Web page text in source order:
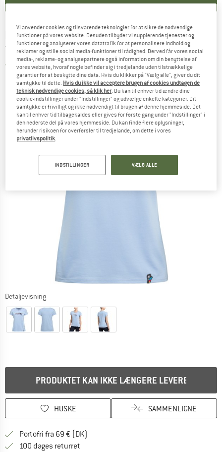
LA SPORTIVA -Women's Stripe Cube T-Shirt -
T-shirt
5,0(2)
Detaljevisning
PRODUKTET KAN IKKE LÆNGERE LEVERES
HUSKE SAMMENLIGNE
Portofri fra 69 € (DK)
100 dages returret
Vi anvender cookies og tilsvarende teknologier for at sikre de nødvendige
funktioner på vores website. Desuden tilbyder vi supplerende tjenester og
funktioner og analyserer vores datatrafik for at personalisere indhold og
reklamer og stille social media-funktioner til rådighed. Derved får vores social
media-, reklame- og analysepartnere også information om din benyttelse af
vores website, hvoraf nogle befinder sig i tredjelande uden tilstrækkelige
garantier for at beskytte dine data. Hvis du klikker på "Vælg alle", giver du dit
samtykke til dette. Hvis du ikke vil acceptere brugen af cookies undtagen de
teknisk nødvendige cookies, så klik her. Du kan til enhver tid ændre dine
cookie-indstillinger under "Indstillinger" og udvælge enkelte kategorier. Dit
samtykke er frivilligt og ikke nødvendigt til brugen af denne hjemmeside. Det
kan til enhver tid tilbagekaldes eller gives for første gang under "Indstillinger" i
den nederste del på vores hjemmeside. Du kan finde flere oplysninger,
herunder risikoen for overførsler til tredjelande, om dette i vores
privatlivspolitik.
INDSTILLINGER VÆLG ALLE